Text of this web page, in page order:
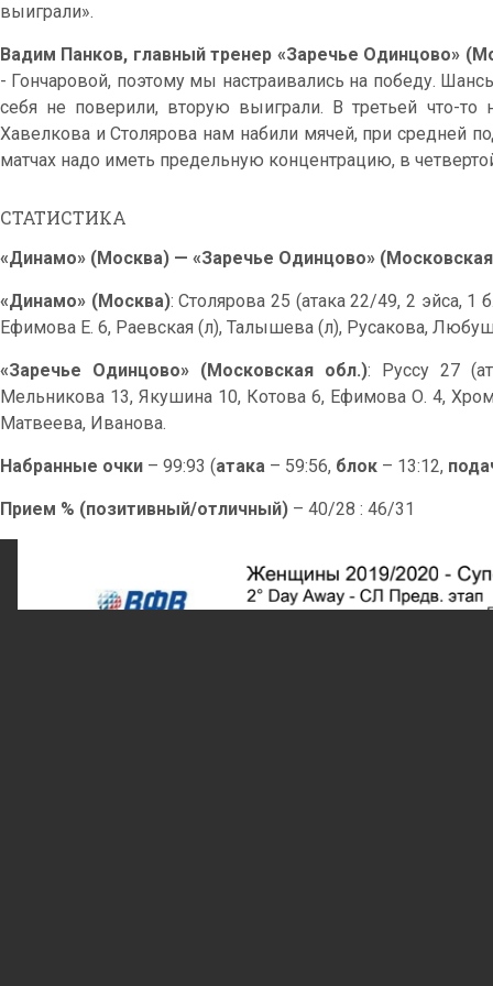
выиграли».
Вадим Панков, главный тренер «Заречье Одинцово»
- Гончаровой, поэтому мы настраивались на победу.
себя не поверили, вторую выиграли. В третьей что-то
Хавелкова и Столярова нам набили мячей, при средней
матчах надо иметь предельную концентрацию, в
СТАТИСТИКА
«Динамо» (Москва) — «Заречье Одинцово» (Московская
«Динамо» (Москва): Столярова 25 (атака 22/49, 2 эйса, 1
Ефимова Е. 6, Раевская (л), Талышева (л), Русакова,
«Заречье Одинцово» (Московская обл.): Руссу 27
Мельникова 13, Якушина 10, Котова 6, Ефимова О. 4,
Матвеева, Иванова.
Набранные очки – 99:93 (атака – 59:56, блок – 13:12,
Прием % (позитивный/отличный) – 40/28 : 46/31